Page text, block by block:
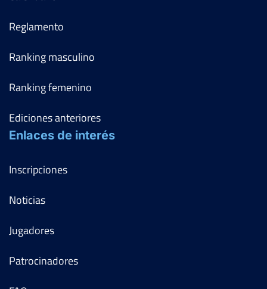
Reglamento
Ranking masculino
Ranking femenino
Ediciones anteriores
Enlaces de interés
Inscripciones
Noticias
Jugadores
Patrocinadores